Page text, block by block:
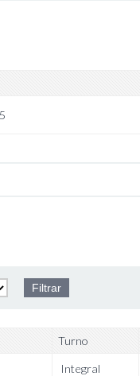
Turno
Integral